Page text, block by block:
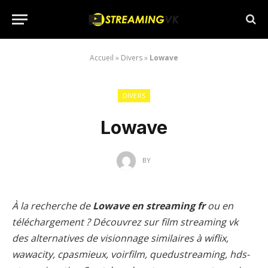
Accueil » Divers» Lowave
DIVERS
Lowave
BY
À la recherche deLowave en streaming frou en
téléchargement ? Découvrez sur film streaming vk
des alternatives de visionnage similaires à wiflix,
wawacity, cpasmieux, voirfilm, quedustreaming, hds-